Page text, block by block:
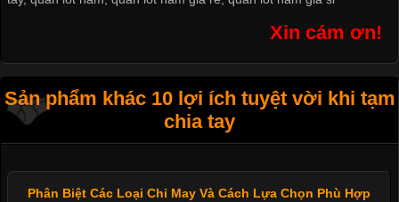
Xin cám ơn!
Sản phẩm khác 10 lợi ích tuyệt vời khi tạm
chia tay
Phân Biệt Các Loại Chỉ May Và Cách Lựa Chọn Phù Hợp